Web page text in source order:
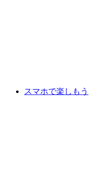
スマホで楽しもう